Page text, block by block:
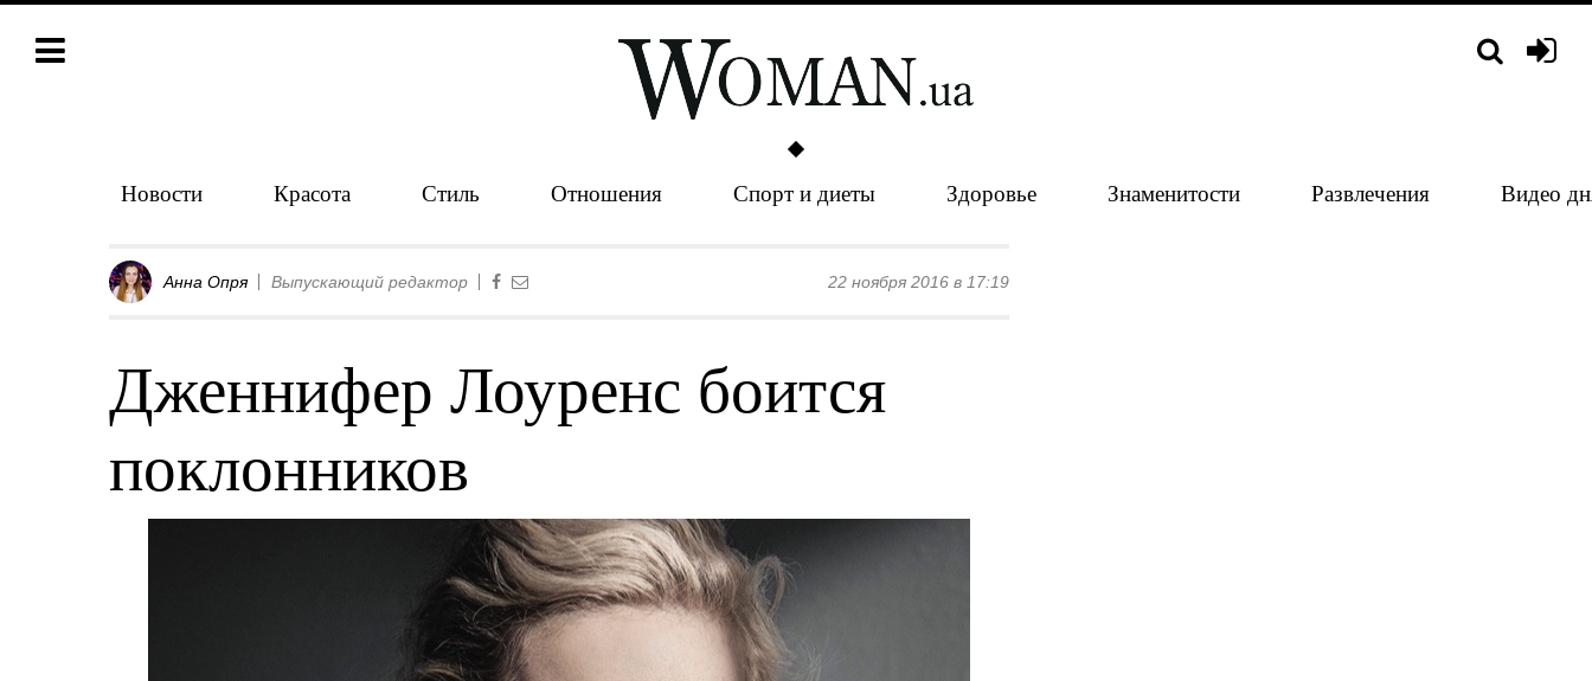
Новости Красота Стиль Отношения Спорт и диеты Здоровье Знаменитости Развлечения Видео
Анна Опря Выпускающий редактор 22 ноября 2016 в 17:19
Дженнифер Лоуренс боится
поклонников